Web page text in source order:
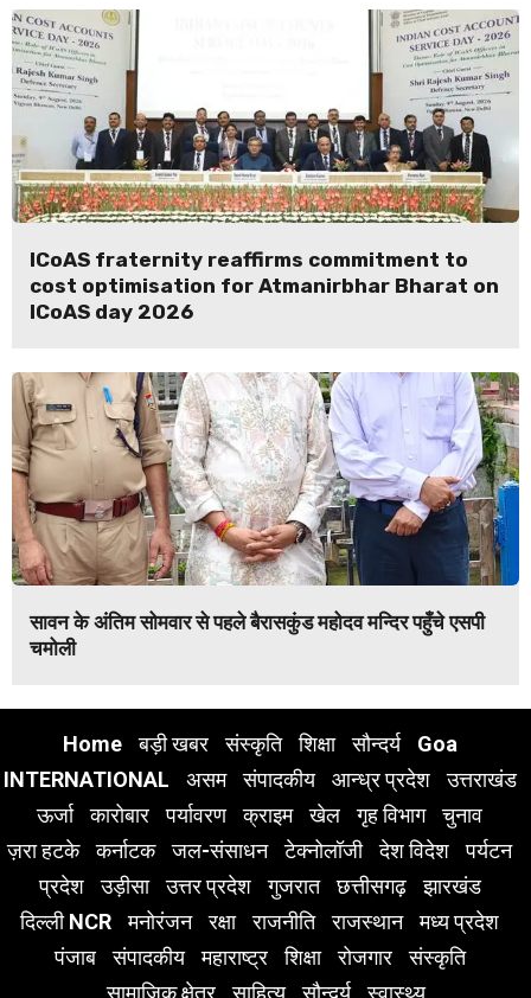
ICoAS fraternity reaffirms commitment to
cost optimisation for Atmanirbhar Bharat on
ICoAS day 2026
सावन के अंतिम सोमवार से पहले बैरासकुंड महोदव मन्दिर पहुँचे एसपी
चमोली
Home बड़ी खबर संस्कृति शिक्षा सौन्दर्य
Goa
INTERNATIONAL
असम संपादकीय आन्ध्र प्रदेश
उत्तराखंड
ऊर्जा
कारोबार पर्यावरण क्राइम खेल गृह विभाग
चुनाव
ज़रा हटके
कर्नाटक जल-संसाधन टेक्नोलॉजी देश विदेश
पर्यटन
प्रदेश
उड़ीसा उत्तर प्रदेश गुजरात छत्तीसगढ़
झारखंड
दिल्ली NCR
मनोरंजन रक्षा राजनीति राजस्थान
मध्य प्रदेश
पंजाब
संपादकीय महाराष्ट्र शिक्षा रोजगार
संस्कृति
सामाजिक क्षेत्र
साहित्य सौन्दर्य स्वास्थ्य